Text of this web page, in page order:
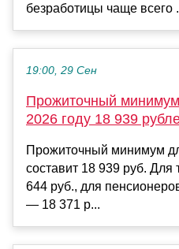
безработицы чаще всего
19:00, 29 Сен
Прожиточный
2026 году 18 939
Прожиточный минимум
составит 18 939 руб.
644 руб., для
— 18 371 р...